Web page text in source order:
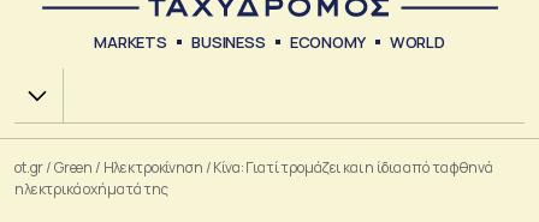
MARKETS BUSINESS ECONOMY WORLD
Χ.Α.
ot.gr/Green / Ηλεκτροκίνηση /Κίνα: Γιατί τρομάζει και η ίδια από τα φθηνά
ηλεκτρικά οχήματά της